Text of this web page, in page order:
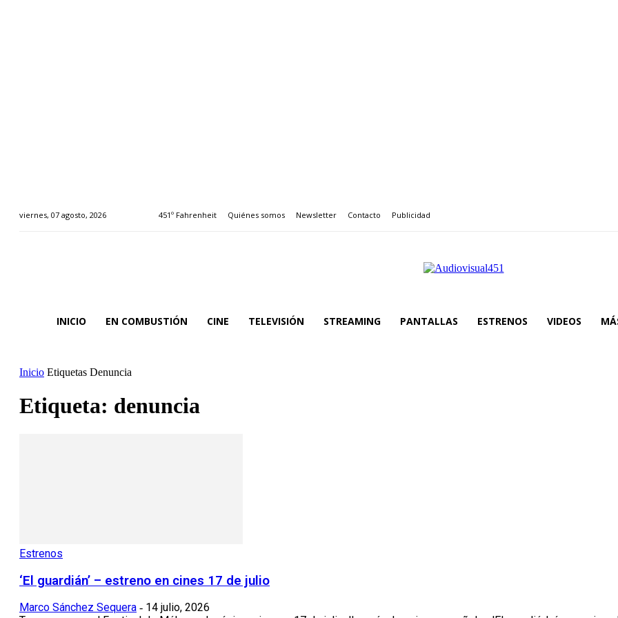
viernes, 07 agosto, 2026 451º Fahrenheit Quiénes somos Newsletter Contacto Publicidad
INICIO EN COMBUSTIÓN CINE TELEVISIÓN STREAMING PANTALLAS ESTRENOS VIDEOS
Inicio Etiquetas Denuncia
Etiqueta: denuncia
Estrenos
‘El guardián’ – estreno en cines 17 de julio
Marco Sánchez Sequera - 14 julio, 2026